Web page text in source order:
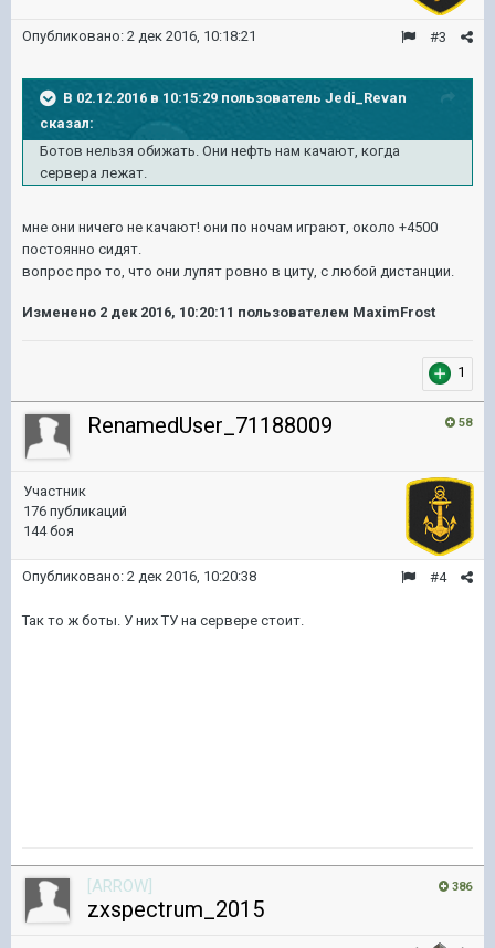
#3
Опубликовано: 2 дек 2016, 10:18:21
В 02.12.2016 в 10:15:29 пользователь Jedi_Revan
сказал:
Ботов нельзя обижать. Они нефть нам качают, когда
сервера лежат.
мне они ничего не качают! они по ночам играют, около +4500
постоянно сидят.
вопрос про то, что они лупят ровно в циту, с любой дистанции.
Изменено 2 дек 2016, 10:20:11 пользователем MaximFrost
1
58
RenamedUser_71188009
Участник
176 публикаций
144 боя
#4
Опубликовано: 2 дек 2016, 10:20:38
Так то ж боты. У них ТУ на сервере стоит.
386
[ARROW]
zxspectrum_2015